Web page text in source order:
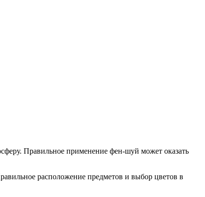
Правильное применение фен-шуй может оказать
расположение предметов и выбор цветов в